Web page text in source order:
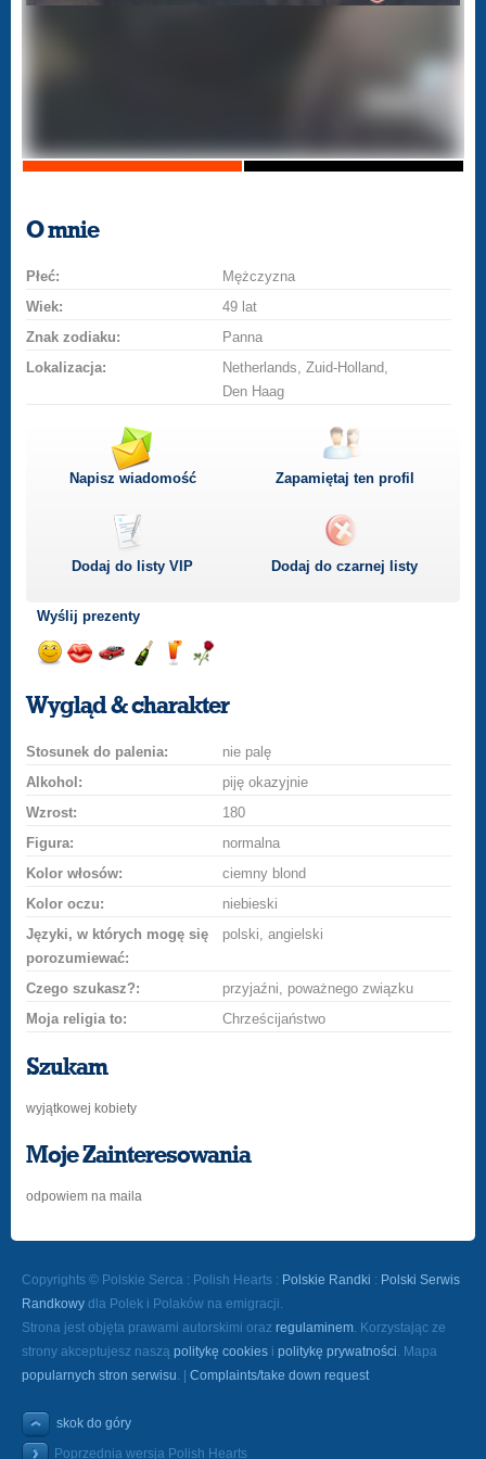
O mnie
Płeć:
Mężczyzna
Wiek:
49 lat
Znak zodiaku:
Panna
Lokalizacja:
Netherlands, Zuid-Holland,
Den Haag
Napisz wiadomość Zapamiętaj ten profil
Dodaj do listyVIP Dodaj do czarnej listy
Wyślij prezenty
uśmiech
buziakasamochodem
szampana
drinka
różę
Wygląd & charakter
Stosunek do palenia:
nie palę
Alkohol:
piję okazyjnie
Wzrost:
180
Figura:
normalna
Kolor włosów:
ciemny blond
Kolor oczu:
niebieski
Języki, w których mogę się
porozumiewać:
polski, angielski
Czego szukasz?:
przyjaźni, poważnego związku
Moja religia to:
Chrześcijaństwo
Szukam
wyjątkowej kobiety
Moje Zainteresowania
odpowiem na maila
Copyrights © Polskie Serca : Polish Hearts : Polskie Randki : Polski Serwis
Randkowy dla Polek i Polaków na emigracji.
Strona jest objęta prawami autorskimi oraz regulaminem. Korzystając ze
strony akceptujesz naszą politykę cookies i politykę prywatności. Mapa
popularnych stron serwisu. | Complaints/take down request
skok do góry
Poprzednia wersja Polish Hearts